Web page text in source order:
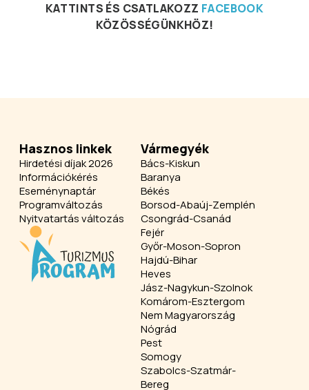
KATTINTS ÉS CSATLAKOZZ FACEBOOK
KÖZÖSSÉGÜNKHÖZ!
Hasznos linkek
Hirdetési díjak 2026
Információkérés
Eseménynaptár
Programváltozás
Nyitvatartás változás
Vármegyék
Bács-Kiskun
Baranya
Békés
Borsod-Abaúj-Zemplén
Csongrád-Csanád
Fejér
Győr-Moson-Sopron
Hajdú-Bihar
Heves
Jász-Nagykun-Szolnok
Komárom-Esztergom
Nem Magyarország
Nógrád
Pest
Somogy
Szabolcs-Szatmár-
Bereg